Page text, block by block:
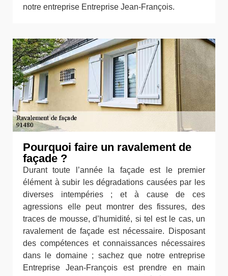
notre entreprise Entreprise Jean-François.
Pourquoi faire un ravalement de
façade ?
Durant toute l’année la façade est le premier
élément à subir les dégradations causées par les
diverses intempéries ; et à cause de ces
agressions elle peut montrer des fissures, des
traces de mousse, d’humidité, si tel est le cas, un
ravalement de façade est nécessaire. Disposant
des compétences et connaissances nécessaires
dans le domaine ; sachez que notre entreprise
Entreprise Jean-François est prendre en main